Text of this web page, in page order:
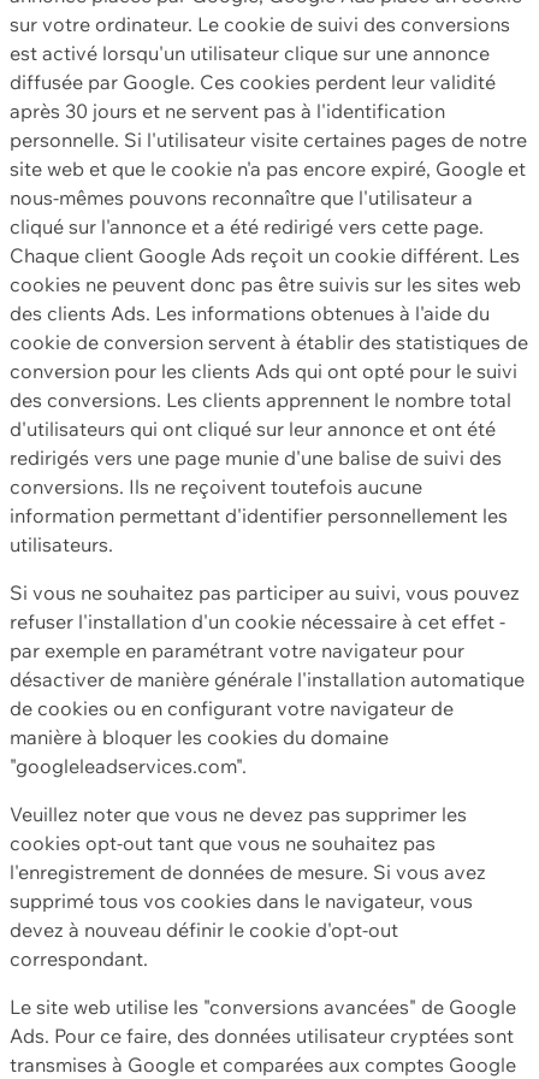
sur votre ordinateur. Le cookie de suivi des conversions
est activé lorsqu'un utilisateur clique sur une annonce
diffusée par Google. Ces cookies perdent leur validité
après 30 jours et ne servent pas à l'identification
personnelle. Si l'utilisateur visite certaines pages de notre
site web et que le cookie n'a pas encore expiré, Google et
nous-mêmes pouvons reconnaître que l'utilisateur a
cliqué sur l'annonce et a été redirigé vers cette page.
Chaque client Google Ads reçoit un cookie différent. Les
cookies ne peuvent donc pas être suivis sur les sites web
des clients Ads. Les informations obtenues à l'aide du
cookie de conversion servent à établir des statistiques de
conversion pour les clients Ads qui ont opté pour le suivi
des conversions. Les clients apprennent le nombre total
d'utilisateurs qui ont cliqué sur leur annonce et ont été
redirigés vers une page munie d'une balise de suivi des
conversions. Ils ne reçoivent toutefois aucune
information permettant d'identifier personnellement les
utilisateurs.
Si vous ne souhaitez pas participer au suivi, vous pouvez
refuser l'installation d'un cookie nécessaire à cet effet -
par exemple en paramétrant votre navigateur pour
désactiver de manière générale l'installation automatique
de cookies ou en configurant votre navigateur de
manière à bloquer les cookies du domaine
"googleleadservices.com".
Veuillez noter que vous ne devez pas supprimer les
cookies opt-out tant que vous ne souhaitez pas
l'enregistrement de données de mesure. Si vous avez
supprimé tous vos cookies dans le navigateur, vous
devez à nouveau définir le cookie d'opt-out
correspondant.
Le site web utilise les "conversions avancées" de Google
Ads. Pour ce faire, des données utilisateur cryptées sont
transmises à Google et comparées aux comptes Google